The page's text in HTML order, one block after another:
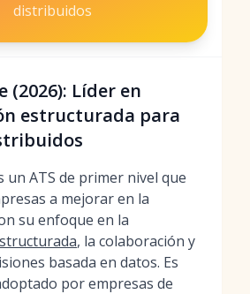
distribuidos
(2026): Líder en
estructurada para
un ATS de primer nivel que
a mejorar en la
su enfoque en la
, la colaboración y
basada en datos. Es
por empresas de